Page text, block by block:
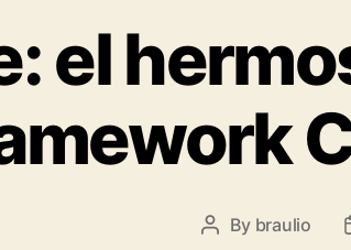
el
Post
By braulio